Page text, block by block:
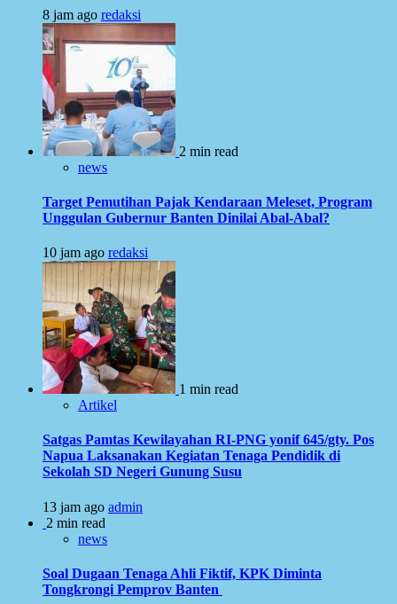
8 jam ago redaksi
2 min read
news
Target Pemutihan Pajak Kendaraan Meleset, Program
Unggulan Gubernur Banten Dinilai Abal-Abal?
10 jam ago redaksi
1 min read
Artikel
Satgas Pamtas Kewilayahan RI-PNG yonif 645/gty. Pos
Napua Laksanakan Kegiatan Tenaga Pendidik di
Sekolah SD Negeri Gunung Susu
13 jam ago admin
2 min read
news
Soal Dugaan Tenaga Ahli Fiktif, KPK Diminta
Tongkrongi Pemprov Banten